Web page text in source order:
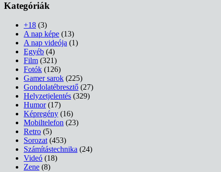
Kategóriák
+18 (3)
A nap képe (13)
A nap videója (1)
Egyéb (4)
Film (321)
Fotók (126)
Gamer sarok (225)
Gondolatébresztő (27)
Helyzetjelentés (329)
Humor(17)
Képregény (16)
Mobiltelefon (23)
Retro (5)
Sorozat (453)
Számítástechnika (24)
Videó (18)
Zene (8)